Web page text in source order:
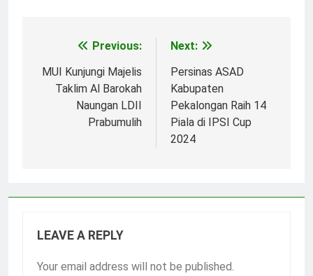
navigation
Previous:
MUI Kunjungi Majelis
Taklim Al Barokah
Naungan LDII
Prabumulih
Next:
Persinas ASAD
Kabupaten
Pekalongan Raih 14
Piala di IPSI Cup
2024
LEAVE A REPLY
Your email address will not be published.